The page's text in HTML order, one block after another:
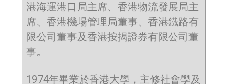
港海運港口局主席、香港物流發展局主
席、香港機場管理局董事、香港鐵路有
限公司董事及香港按揭證券有限公司董
事。
1974年畢業於香港大學，主修社會學及